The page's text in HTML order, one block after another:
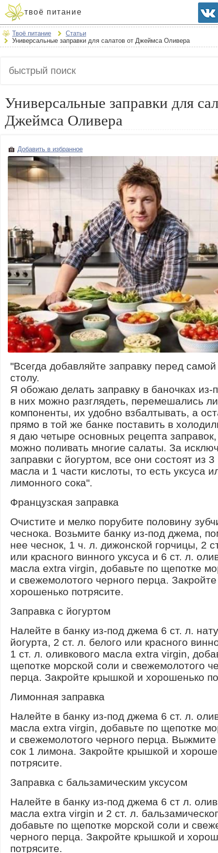
твоё питание
Твоё питание
Статьи
Универсальные заправки для салатов от Джеймса Оливера
Универсальные заправки для
Джеймса Оливера
Добавить в избранное
"Всегда добавляйте заправку перед
столу.
Я обожаю делать заправку в баночках
в них можно разглядеть, перемешались ли
компоненты, их удобно взбалтывать, а
прямо в той же банке поставить в
я даю четыре основных рецепта
можно поливать многие салаты. За
заправки с йогуртом, все они состоят из 3
масла и 1 части кислоты, то есть уксуса
лимонного сока".
Французская заправка
Очистите и мелко порубите половину
чеснока. Возьмите банку из-под джема,
нее чеснок, 1 ч. л. дижонской горчицы, 2
или красного винного уксуса и 6 ст. л.
масла extra virgin, добавьте по щепотке
и свежемолотого черного перца.
хорошенько потрясите.
Заправка с йогуртом
Налейте в банку из-под джема 6 ст. л.
йогурта, 2 ст. л. белого или красного
1 ст. л. оливкового масла extra virgin,
щепотке морской соли и свежемолотого
перца. Закройте крышкой и хорошенько
Лимонная заправка
Налейте в банку из-под джема 6 ст. л.
масла extra virgin, добавьте по щепотке
и свежемолотого черного перца.
сок 1 лимона. Закройте крышкой и
потрясите.
Заправка с бальзамическим уксусом
Налейте в банку из-под джема 6 ст л.
масла extra virgin и 2 ст. л.
добавьте по щепотке морской соли и
черного перца. Закройте крышкой и
потрясите.